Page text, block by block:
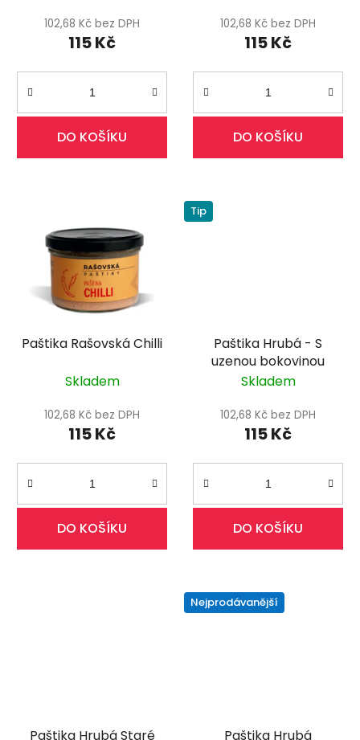
102,68 Kč bez DPH
115 Kč
DO KOŠÍKU
102,68 Kč bez DPH
115 Kč
DO KOŠÍKU
Paštika Rašovská Chilli
Skladem
102,68 Kč bez DPH
115 Kč
DO KOŠÍKU
Tip
Paštika Hrubá - S
uzenou bokovinou
Skladem
102,68 Kč bez DPH
115 Kč
DO KOŠÍKU
Paštika Hrubá Staré
Nejprodávanější
Paštika Hrubá